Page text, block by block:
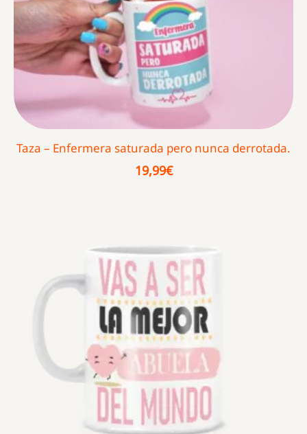
Taza – Enfermera saturada pero nunca derrotada.
19,99€